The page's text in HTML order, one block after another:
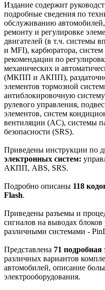
Издание содержит
подробные сведения по
обслуживанию автомобилей,
ремонту и регулировке
двигателей (в т.ч. системы
и MFI), карбюратора, систем
рекомендации по
механических и
(МКПП и АКПП),
элементов тормозной
антиблокировочную
рулевого управления,
элементов, систем
вентиляции (AC), системы
безопасности (SRS).
Приведены инструкции по
электронных систем:
АКПП, ABS, SRS.
Подробно описаны 118
Flash.
Приведены разъемы и
сигналов на выводах блоков
различными системами -
Представлена 71 подробная
различных вариантов
автомобилей, описание
электрооборудования.